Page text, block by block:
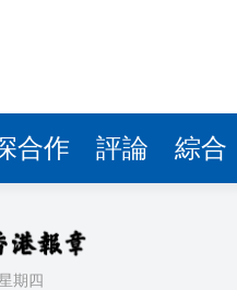
合作 評論 綜合
期四
18億元
萬億 利潤總額近936億
玩法
油言論 拉美國家有權自